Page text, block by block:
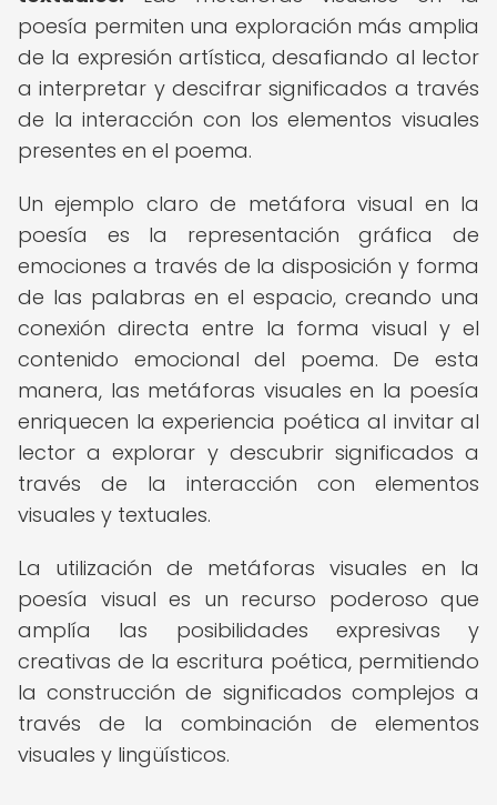
poesía permiten una exploración más amplia
de la expresión artística, desafiando al lector
a interpretar y descifrar significados a través
de la interacción con los elementos visuales
presentes en el poema.
Un ejemplo claro de metáfora visual en la
poesía es la representación gráfica de
emociones a través de la disposición y forma
de las palabras en el espacio, creando una
conexión directa entre la forma visual y el
contenido emocional del poema. De esta
manera, las metáforas visuales en la poesía
enriquecen la experiencia poética al invitar al
lector a explorar y descubrir significados a
través de la interacción con elementos
visuales y textuales.
La utilización de metáforas visuales en la
poesía visual es un recurso poderoso que
amplía las posibilidades expresivas y
creativas de la escritura poética, permitiendo
la construcción de significados complejos a
través de la combinación de elementos
visuales y lingüísticos.